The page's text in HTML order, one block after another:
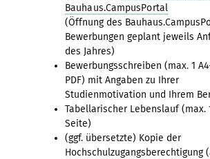
Bauhaus.CampusPortal
(Öffnung des
Bewerbungen geplant jeweils
des Jahres)
Bewerbungsschreiben (max. 1
PDF) mit Angaben zu Ihrer
Studienmotivation und Ihrem
Tabellarischer Lebenslauf (max.
Seite)
(ggf. übersetzte) Kopie der
Hochschulzugangsberechtigung